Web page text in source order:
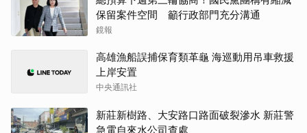
保留案件空間 籲行政部門充分溝通
鏡報
高雄漁船誤捕保育類革龜 海巡動用吊車救援
上岸安置
中央通訊社
新莊新樹路、大安路口路面破裂滲水 新莊警
急電自來水公司查處